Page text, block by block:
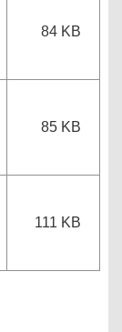
84 KB
85 KB
111 KB